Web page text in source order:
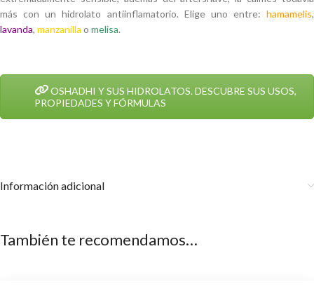
más con un hidrolato antiinflamatorio. Elige uno entre: hamamelis,
lavanda, manzanilla o melisa.
OSHADHI Y SUS HIDROLATOS. DESCUBRE SUS USOS,
PROPIEDADES Y FÓRMULAS
Información adicional
También te recomendamos…